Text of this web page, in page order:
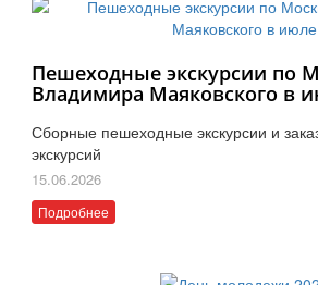
Пешеходные экскурсии по
Владимира Маяковского в
Сборные пешеходные экскурсии и
экскурсий
15.06.2026
Подробнее